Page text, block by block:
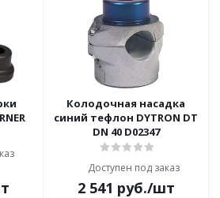
Колодочная насадка
синий тефлон DYTRON DT
DN 40 D02347
Доступен под заказ
2 541 руб./шт